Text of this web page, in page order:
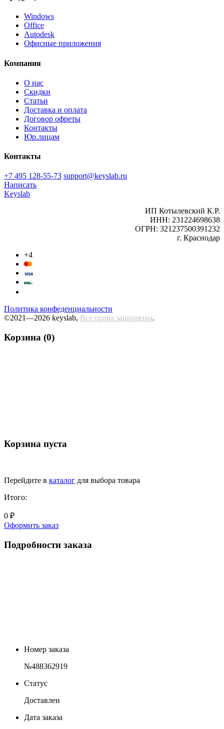
Windows
Office
Autodesk
Офисные приложения
Компания
О нас
Скидки
Статьи
Доставка и оплата
Договор офреты
Контакты
Юр.лицам
Контакты
+7 495 128-55-73 support@keyslab.ru
Написать
Keyslab
ИП Котылевский К.Р.
ИНН: 231224698638
ОГРН: 321237500391232
г. Краснодар
+4
Политика конфеденциальности
©2021—2026 keyslab, Все права защищены.
Корзина (0)
Корзина пуста
Перейдите в каталог для выбора товара
Итого:
0 ₽
Оформить заказ
Подробности заказа
Номер заказа
№488362919
Статус
Доставлен
Дата заказа